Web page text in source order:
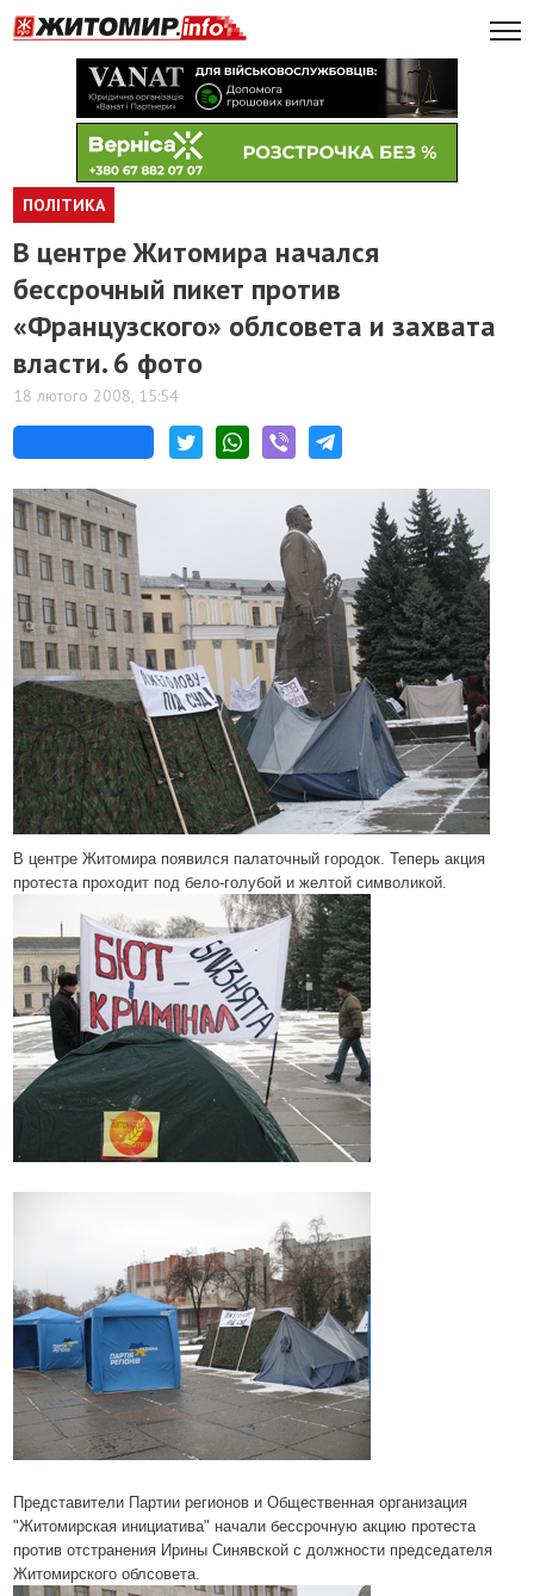
ПОЛІТИКА
В центре Житомира начался
бессрочный пикет против
«Французского» облсовета и захвата
власти. 6 фото
18 лютого 2008, 15:54
В центре Житомира появился палаточный городок. Теперь акция
протеста проходит под бело-голубой и желтой символикой.
Представители Партии регионов и Общественная организация
"Житомирская инициатива" начали бессрочную акцию протеста
против отстранения Ирины Синявской с должности председателя
Житомирского облсовета.